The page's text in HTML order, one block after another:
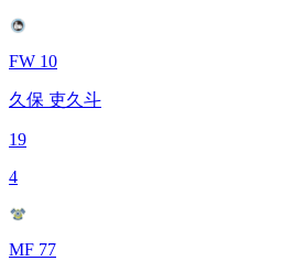
FW 10
久保 吏久斗
19
4
MF 77